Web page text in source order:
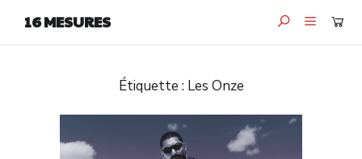
16 MESURES
Étiquette : Les Onze